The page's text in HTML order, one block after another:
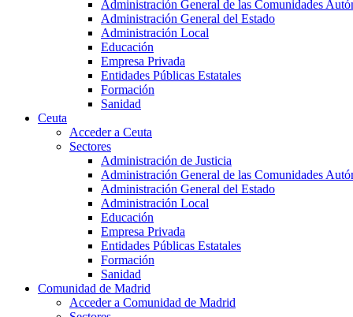
Administración General de las Comunidades
Administración General del Estado
Administración Local
Educación
Empresa Privada
Entidades Públicas Estatales
Formación
Sanidad
Ceuta
Acceder a Ceuta
Sectores
Administración de Justicia
Administración General de las Comunidades
Administración General del Estado
Administración Local
Educación
Empresa Privada
Entidades Públicas Estatales
Formación
Sanidad
Comunidad de Madrid
Acceder a Comunidad de Madrid